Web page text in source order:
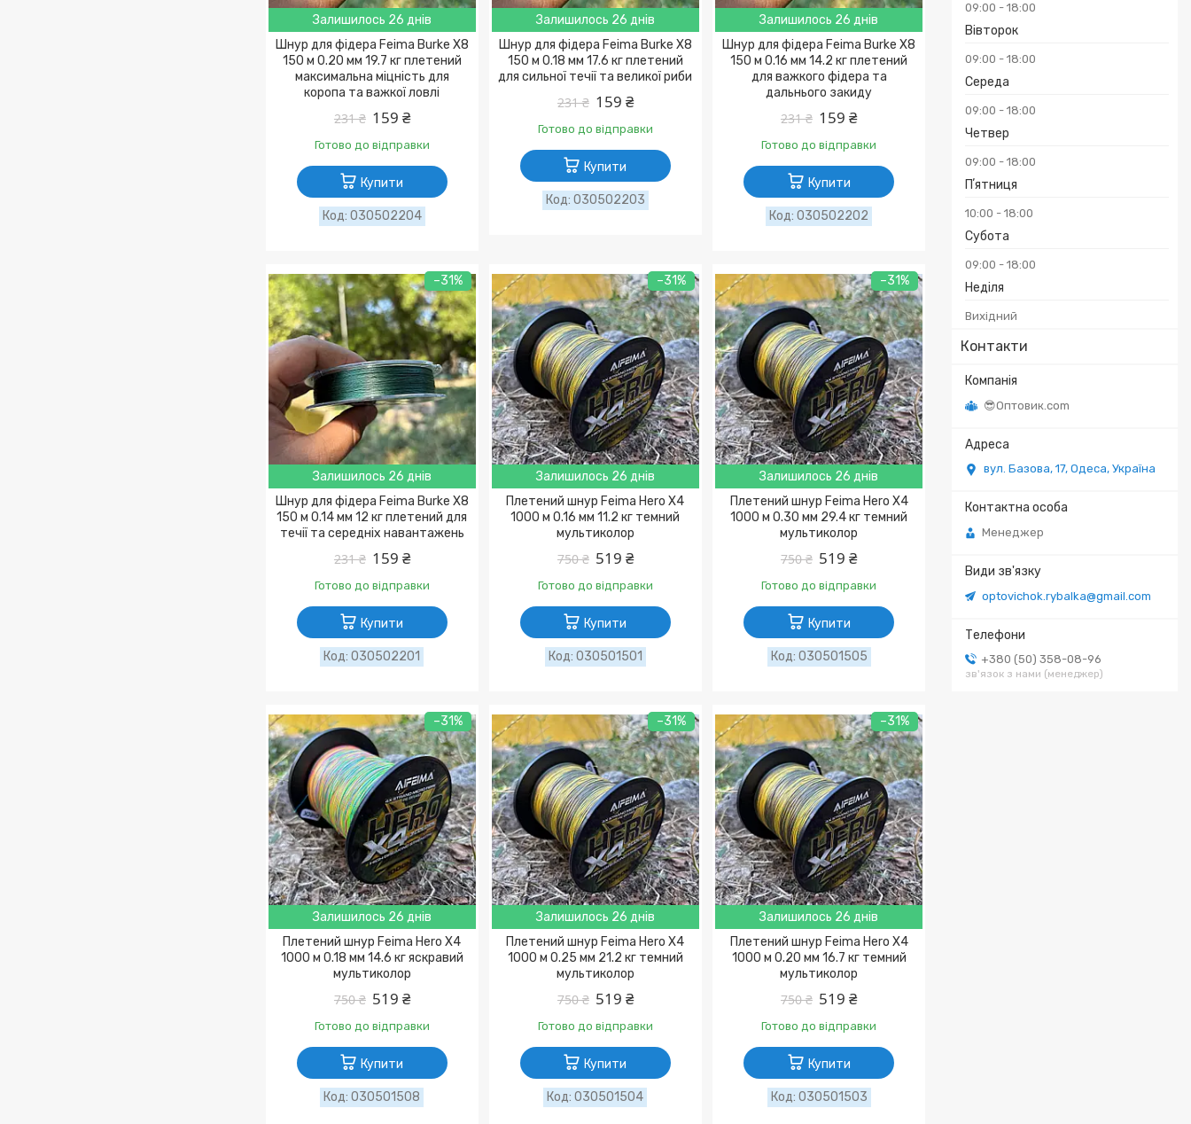
09:00 18:00
Вівторок
09:00 18:00
Середа
09:00 18:00
Четвер
09:00 18:00
Пʼятниця
10:00 18:00
Субота
09:00 18:00
Неділя
Вихідний
Контакти
😎Оптовик.com
вул. Базова, 17, Одеса, Україна
Менеджер
optovichok.rybalka@gmail.com
+380 (50) 358-08-96
зв'язок з нами (менеджер)
Залишилось 26 днів
Шнур для фідера Feima Burke X8
150 м 0.20 мм 19.7 кг плетений
максимальна міцність для
коропа та важкої ловлі
231 ₴ 159 ₴
Готово до відправки
Купити
030502204
Залишилось 26 днів
Шнур для фідера Feima Burke X8
150 м 0.18 мм 17.6 кг плетений
для сильної течії та великої риби
231 ₴ 159 ₴
Готово до відправки
Купити
030502203
Залишилось 26 днів
Шнур для фідера Feima Burke X8
150 м 0.16 мм 14.2 кг плетений
для важкого фідера та
дальнього закиду
231 ₴ 159 ₴
Готово до відправки
Купити
030502202
–31%
Залишилось 26 днів
Шнур для фідера Feima Burke X8
150 м 0.14 мм 12 кг плетений для
течії та середніх навантажень
231 ₴ 159 ₴
Готово до відправки
Купити
030502201
–31%
Залишилось 26 днів
Плетений шнур Feima Hero X4
1000 м 0.16 мм 11.2 кг темний
мультиколор
750 ₴ 519 ₴
Готово до відправки
Купити
030501501
–31%
Залишилось 26 днів
Плетений шнур Feima Hero X4
1000 м 0.30 мм 29.4 кг темний
мультиколор
750 ₴ 519 ₴
Готово до відправки
Купити
030501505
–31%
Залишилось 26 днів
Плетений шнур Feima Hero X4
1000 м 0.18 мм 14.6 кг яскравий
мультиколор
750 ₴ 519 ₴
Готово до відправки
Купити
030501508
–31%
Залишилось 26 днів
Плетений шнур Feima Hero X4
1000 м 0.25 мм 21.2 кг темний
мультиколор
750 ₴ 519 ₴
Готово до відправки
Купити
030501504
–31%
Залишилось 26 днів
Плетений шнур Feima Hero X4
1000 м 0.20 мм 16.7 кг темний
мультиколор
750 ₴ 519 ₴
Готово до відправки
Купити
030501503